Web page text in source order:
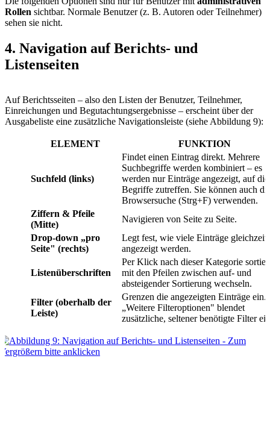
Rollen sichtbar. Normale Benutzer (z. B. Autoren oder Teilnehmer)
sehen sie nicht.
4. Navigation auf Berichts- und
Listenseiten
Auf Berichtsseiten – also den Listen der Benutzer, Teilnehmer,
Einreichungen und Begutachtungsergebnisse – erscheint über der
Ausgabeliste eine zusätzliche Navigationsleiste (siehe Abbildung 9):
ELEMENT FUNKTION
Suchfeld (links)
Findet einen Eintrag direkt. Mehrere
Suchbegriffe werden kombiniert – es
werden nur Einträge angezeigt, auf
Begriffe zutreffen. Sie können auch
Browsersuche (Strg+F) verwenden.
Ziffern & Pfeile
(Mitte)
Navigieren von Seite zu Seite.
Drop-down „pro
Seite" (rechts)
Legt fest, wie viele Einträge
angezeigt werden.
Listenüberschriften
Per Klick nach dieser Kategorie
mit den Pfeilen zwischen auf- und
absteigender Sortierung wechseln.
Filter (oberhalb der
Leiste)
Grenzen die angezeigten Einträge ein.
„Weitere Filteroptionen" blendet
zusätzliche, seltener benötigte Filter